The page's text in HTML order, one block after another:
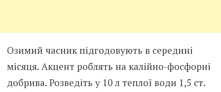
Озимий часник підгодовують в середині
місяця. Акцент роблять на калійно-фосфорні
добрива. Розведіть у 10 л теплої води 1,5 ст.